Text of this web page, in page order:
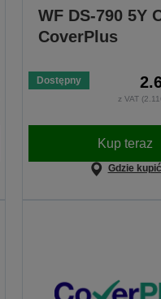
WF DS-790 5Y
CoverPlus
Dostępny
z VAT
Kup teraz
Gdzie kupić